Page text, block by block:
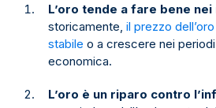
L’oro tende a fare bene
storicamente, il prezzo
stabile o a crescere nei
economica.
L’oro è un riparo contro